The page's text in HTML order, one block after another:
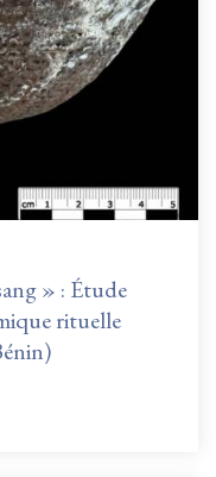
» : Étude
rituelle